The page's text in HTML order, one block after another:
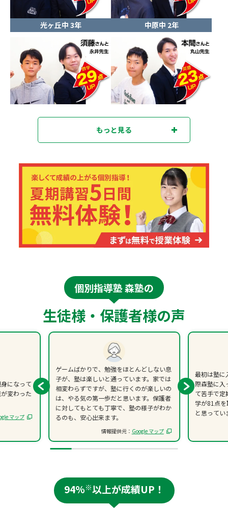
光ヶ丘中 3年 中原中 2年
もっと見る
個別指導塾 森塾の
生徒様・保護者様の声
になって
変わった
マップ
ゲームばかりで、勉強をほとんどしない息
子が、塾は楽しいと通っています。家では
相変わらずですが、塾に行くのが楽しいの
は、やる気の第一歩だと思います。保護者
に対してもとても丁寧で、塾の様子がわか
るのも、安心出来ます。
情報提供元： Google マップ
最初は塾に
際森塾に入
て苦手で定
学が81点
と思ってい
94%※以上が成績UP！